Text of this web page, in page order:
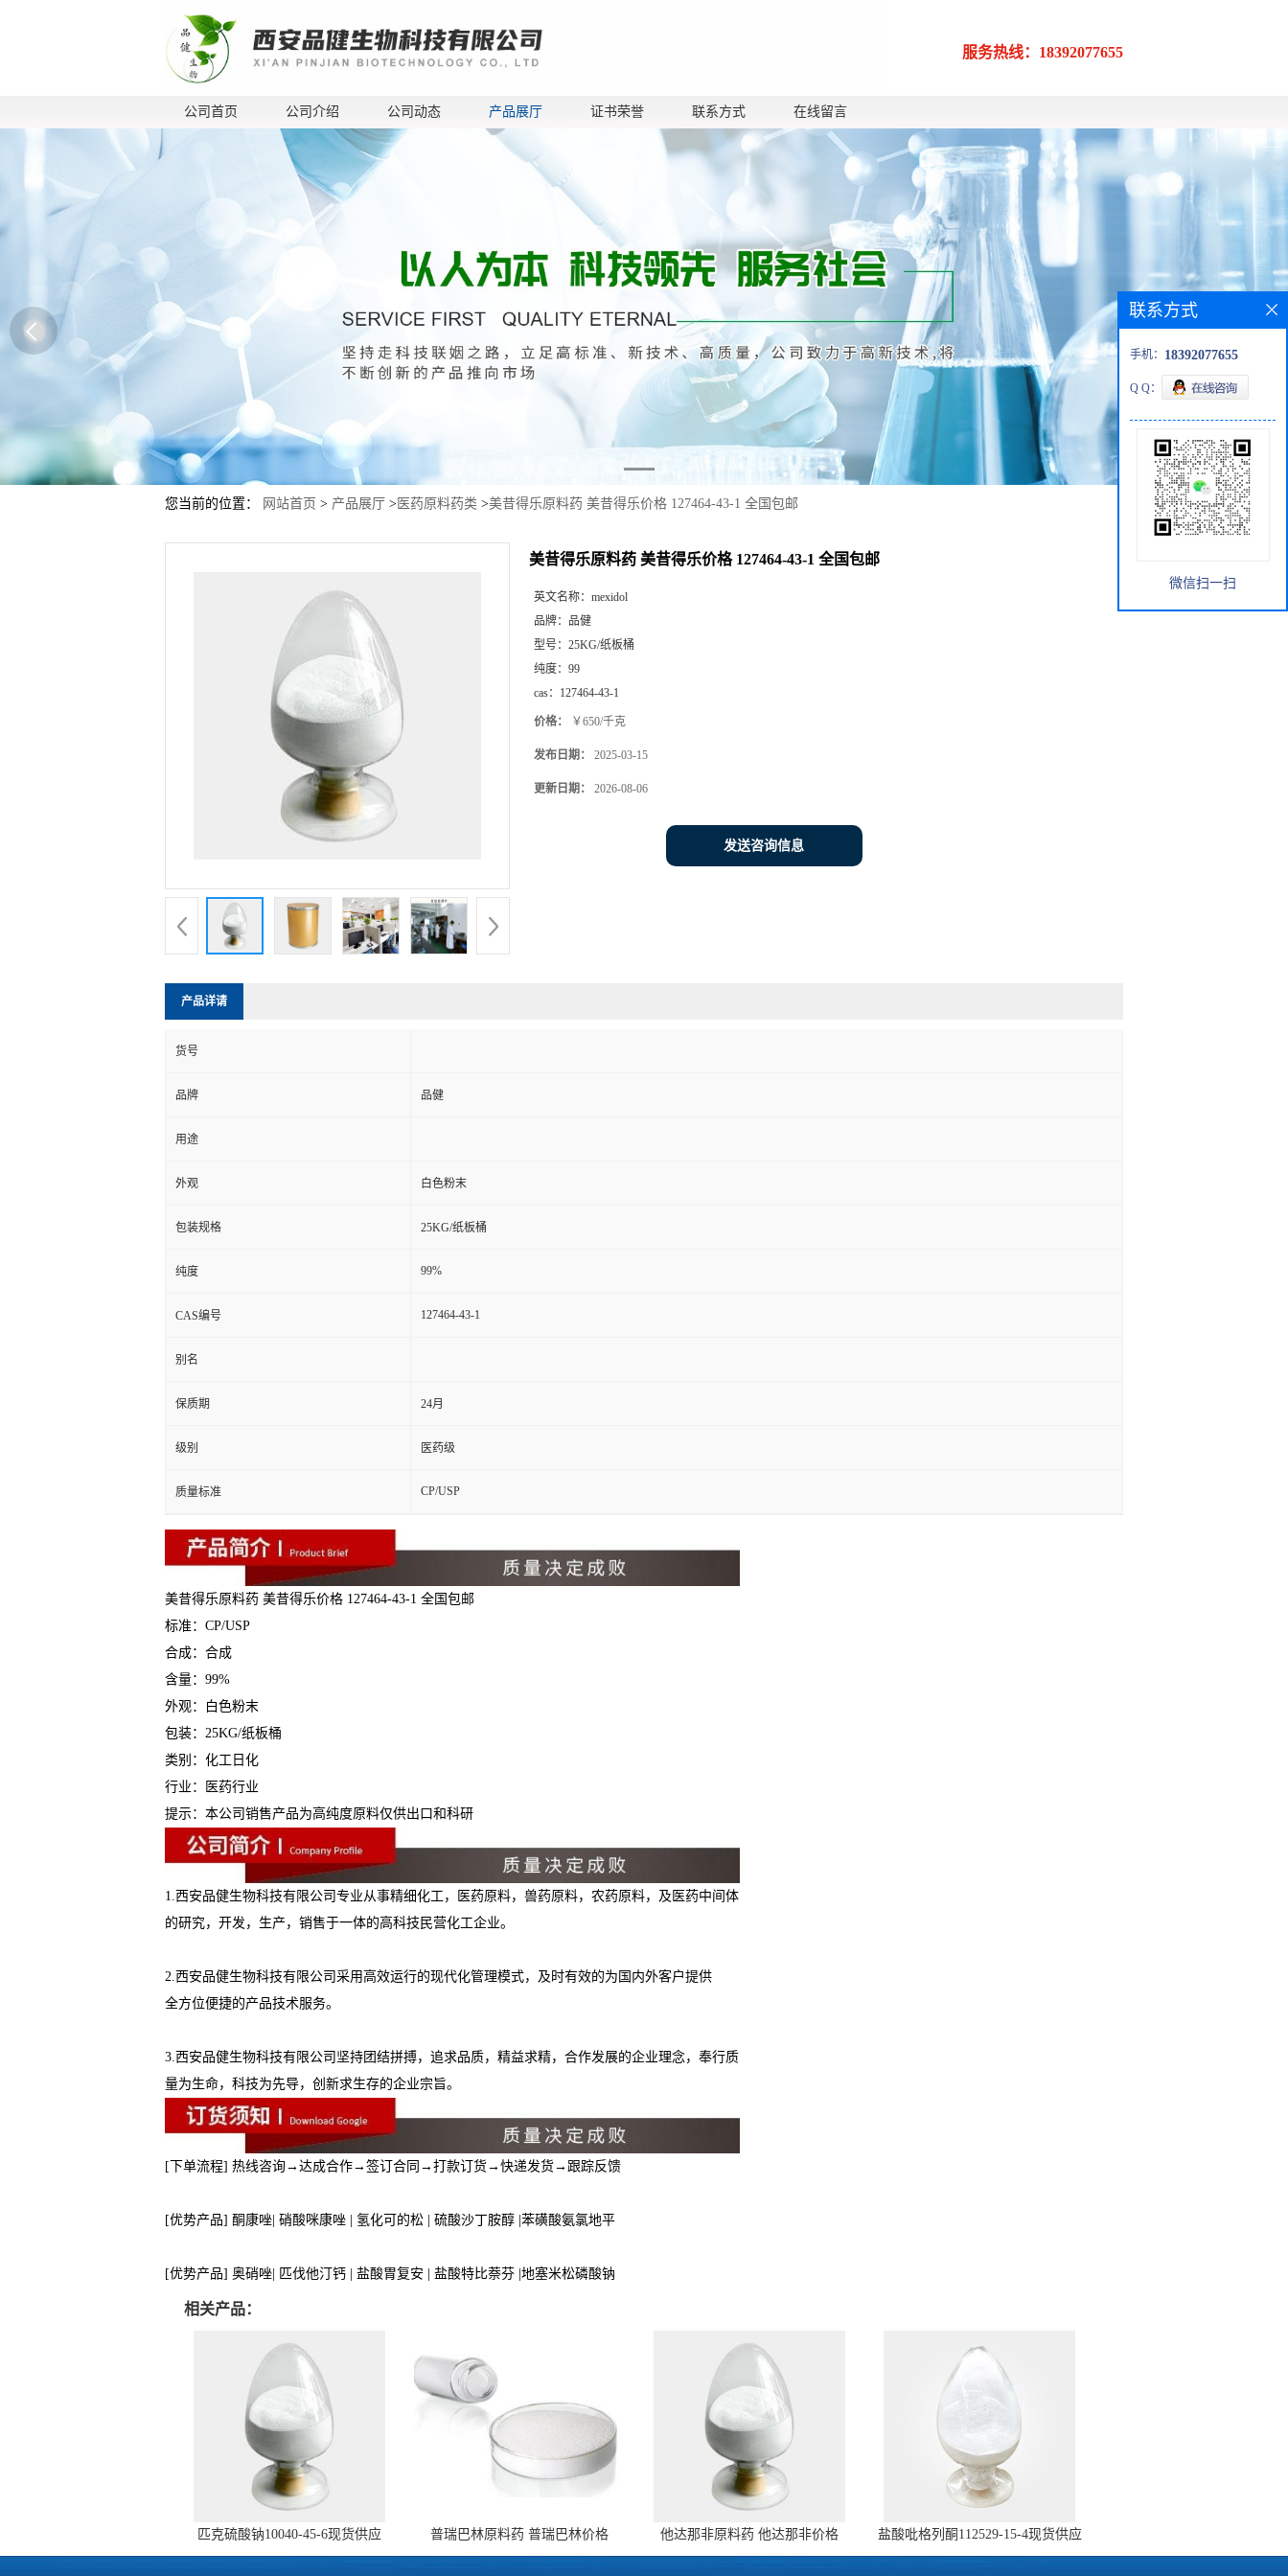
服务热线：18392077655
公司首页 公司介绍 公司动态 产品展厅 证书荣誉 联系方式 在线留言
您当前的位置： 网站首页 > 产品展厅 > 医药原料药类 >美昔得乐原料药 美昔得乐价格 127464-43-1 全国包邮
美昔得乐原料药 美昔得乐价格 127464-43-1 全国包邮
英文名称： mexidol
品牌： 品健
型号： 25KG/纸板桶
纯度： 99
cas： 127464-43-1
价格： ￥650/千克
发布日期： 2025-03-15
更新日期： 2026-08-06
发送咨询信息
产品详请
货号
品牌 品健
用途
外观 白色粉末
包装规格 25KG/纸板桶
纯度 99%
CAS编号 127464-43-1
别名
保质期 24月
级别 医药级
质量标准 CP/USP
美昔得乐原料药 美昔得乐价格 127464-43-1 全国包邮
标准：CP/USP
合成：合成
含量：99%
外观：白色粉末
包装：25KG/纸板桶
类别：化工日化
行业：医药行业
提示：本公司销售产品为高纯度原料仅供出口和科研
1.西安品健生物科技有限公司专业从事精细化工，医药原料，兽药原料，农药原料，及医药中间体
的研究，开发，生产，销售于一体的高科技民营化工企业。
2.西安品健生物科技有限公司采用高效运行的现代化管理模式，及时有效的为国内外客户提供
全方位便捷的产品技术服务。
3.西安品健生物科技有限公司坚持团结拼搏，追求品质，精益求精，合作发展的企业理念，奉行质
量为生命，科技为先导，创新求生存的企业宗旨。
[下单流程] 热线咨询→达成合作→签订合同→打款订货→快递发货→跟踪反馈
[优势产品] 酮康唑| 硝酸咪康唑 | 氢化可的松 | 硫酸沙丁胺醇 |苯磺酸氨氯地平
[优势产品] 奥硝唑| 匹伐他汀钙 | 盐酸胃复安 | 盐酸特比萘芬 |地塞米松磷酸钠
相关产品：
匹克硫酸钠10040-45-6现货供应
普瑞巴林原料药 普瑞巴林价格
148553-50-8 全国包邮
他达那非原料药 他达那非价格
171596-29-5 全国包邮
盐酸吡格列酮112529-15-4现货供应
联系方式
手机： 18392077655
Q Q：
微信扫一扫